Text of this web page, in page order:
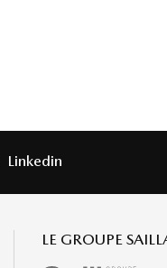
Linkedin
LE GROUPE